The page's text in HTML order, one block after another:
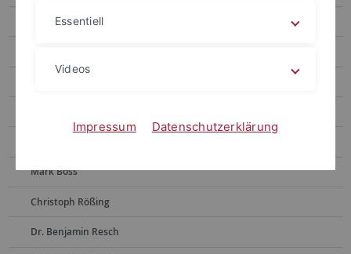
Faezeh S Zakeri
Mark Boss
Christoph Rößing
Dr. Benjamin Resch
Essentiell
Videos
Impressum Datenschutzerklärung